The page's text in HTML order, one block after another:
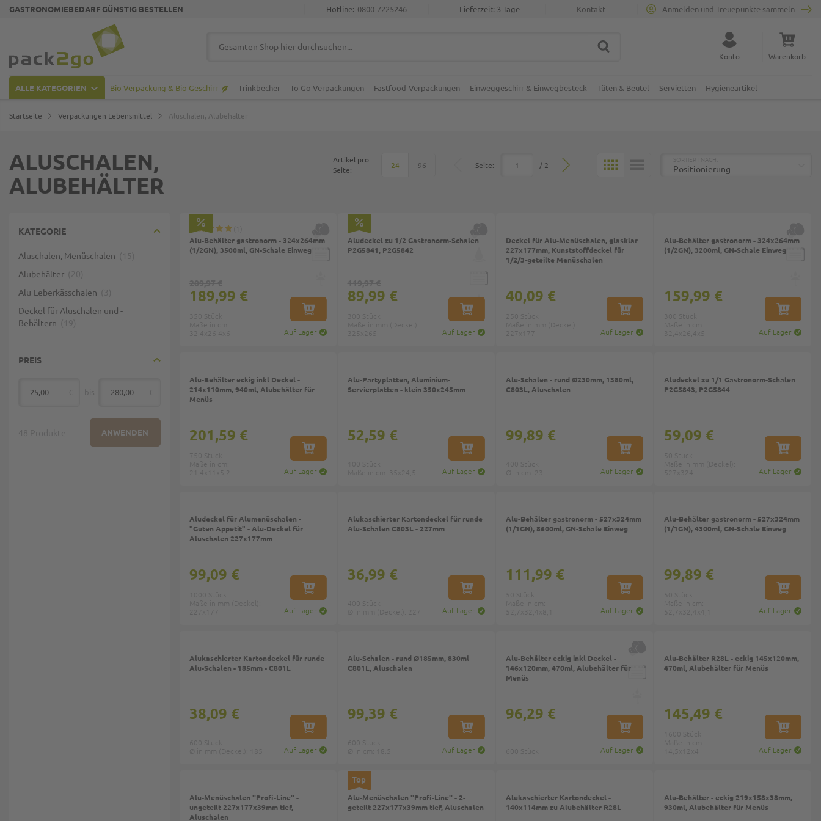
GASTRONOMIEBEDARF GÜNSTIG BESTELLEN Kontakt
Lieferzeit: 3 Tage
Hotline: 0800-7225246 Anmelden und Treuepunkte sammeln
Suche schließen
SUCHE Konto Warenkorb
ALLE KATEGORIEN Bio Verpackung & Bio Geschirr Trinkbecher To Go Verpackungen Fastfood-Verpackungen Einweggeschirr & Einwegbesteck Tüten & Beutel Servietten Hygieneartikel
Startseite Verpackungen Lebensmittel Aluschalen, Alubehälter
ALUSCHALEN,
ALUBEHÄLTER
Artikel pro
Seite:
24 96 Seite: / 2 KACHELN
KATEGORIE
Aluschalen, Menüschalen
Alubehälter
Alu-Leberkässchalen
Deckel für Aluschalen und -
Behältern
PREIS
von
ANWENDEN
Alu-Behälter gastronorm - 324x264mm
(1/2GN), 3500ml, GN-Schale Einweg
Auf Lager
IN DEN WARENKORB
189,99 €
209,97 €
Aludeckel zu 1/2 Gastronorm-Schalen
P2G5841, P2G5842
Auf Lager
IN DEN WARENKORB
89,99 €
119,97 €
Deckel für Alu-Menüschalen, glasklar
227x177mm, Kunststoffdeckel für
1/2/3-geteilte Menüschalen
Auf Lager
IN DEN WARENKORB
40,09 €
Alu-Behälter gastronorm - 324x264mm
(1/2GN), 3200ml, GN-Schale Einweg
Auf Lager
IN DEN
159,99 €
Alu-Behälter eckig inkl Deckel -
214x110mm, 940ml, Alubehälter für
Menüs
Auf Lager
IN DEN WARENKORB
201,59 €
Alu-Partyplatten, Aluminium-
Servierplatten - klein 350x245mm
Auf Lager
IN DEN WARENKORB
52,59 €
Alu-Schalen - rund Ø230mm, 1380ml,
C803L, Aluschalen
Auf Lager
IN DEN WARENKORB
99,89 €
Aludeckel zu 1/1 Gastronorm-Schalen
P2G5843, P2G5844
Auf Lager
IN DEN
59,09 €
Aludeckel für Alumenüschalen -
"Guten Appetit" - Alu-Deckel für
Aluschalen 227x177mm
Auf Lager
IN DEN WARENKORB
99,09 €
Alukaschierter Kartondeckel für runde
Alu-Schalen C803L - 227mm
Auf Lager
IN DEN WARENKORB
36,99 €
Alu-Behälter gastronorm - 527x324mm
(1/1GN), 8600ml, GN-Schale Einweg
Auf Lager
IN DEN WARENKORB
111,99 €
Alu-Behälter gastronorm - 527x324mm
(1/1GN), 4300ml, GN-Schale Einweg
Auf Lager
IN DEN
99,89 €
Alukaschierter Kartondeckel für runde
Alu-Schalen - 185mm - C801L
Auf Lager
IN DEN WARENKORB
38,09 €
Alu-Schalen - rund Ø185mm, 830ml
C801L, Aluschalen
Auf Lager
IN DEN WARENKORB
99,39 €
Alu-Behälter eckig inkl Deckel -
146x120mm, 470ml, Alubehälter für
Menüs
Auf Lager
IN DEN WARENKORB
96,29 €
Alu-Behälter R28L - eckig 145x120mm,
470ml, Alubehälter für Menüs
Auf Lager
IN DEN
145,49 €
Alu-Menüschalen ''Profi-Line'' -
ungeteilt 227x177x39mm tief,
Aluschalen
Top
Alu-Menüschalen ''Profi-Line'' - 2-
geteilt 227x177x39mm tief, Aluschalen
Alukaschierter Kartondeckel -
140x114mm zu Alubehälter R28L
Alu-Behälter - eckig 219x158x38mm,
930ml, Alubehälter für Menüs